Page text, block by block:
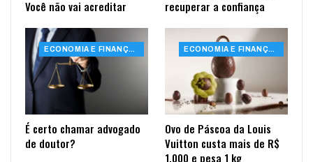
Você não vai acreditar
recuperar a confiança
ECONOMIA E FINANÇAS
É certo chamar advogado
de doutor?
ECONOMIA E FINANÇAS
Ovo de Páscoa da Louis
Vuitton custa mais de R$
1.000 e pesa 1 kg